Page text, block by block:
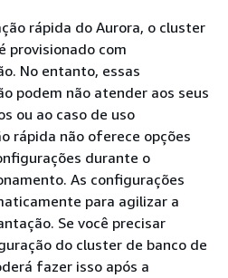
rápida do Aurora, o cluster
provisionado com
No entanto, essas
podem não atender aos seus
ou ao caso de uso
rápida não oferece opções
durante o
As configurações
para agilizar a
Se você precisar
do cluster de banco de
fazer isso após a